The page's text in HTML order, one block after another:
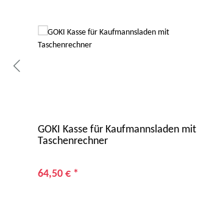
GOKI Kasse für Kaufmannsladen mit
Taschenrechner
64,50 € *